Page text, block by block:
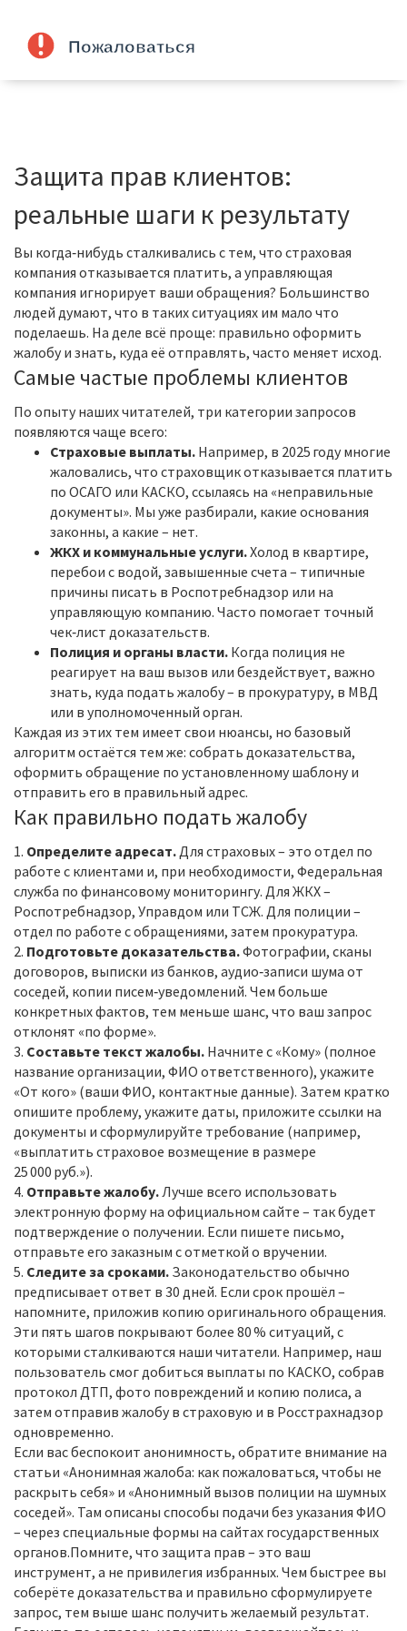
Защита прав клиентов:
реальные шаги к результату
Вы когда‑нибудь сталкивались с тем, что страховая
компания отказывается платить, а управляющая
компания игнорирует ваши обращения? Большинство
людей думают, что в таких ситуациях им мало что
поделаешь. На деле всё проще: правильно оформить
жалобу и знать, куда её отправлять, часто меняет исход.
Самые частые проблемы клиентов
По опыту наших читателей, три категории запросов
появляются чаще всего:
Страховые выплаты. Например, в 2025 году многие
жаловались, что страховщик отказывается платить
по ОСАГО или КАСКО, ссылаясь на «неправильные
документы». Мы уже разбирали, какие основания
законны, а какие – нет.
ЖКХ и коммунальные услуги.Холод в квартире,
перебои с водой, завышенные счета – типичные
причины писать в Роспотребнадзор или на
управляющую компанию. Часто помогает точный
чек‑лист доказательств.
Полиция и органы власти. Когда полиция не
реагирует на ваш вызов или бездействует, важно
знать, куда подать жалобу – в прокуратуру, в МВД
или в уполномоченный орган.
Каждая из этих тем имеет свои нюансы, но базовый
алгоритм остаётся тем же: собрать доказательства,
оформить обращение по установленному шаблону и
отправить его в правильный адрес.
Как правильно подать жалобу
1. Определите адресат.Для страховых – это отдел по
работе с клиентами и, при необходимости, Федеральная
служба по финансовому мониторингу. Для ЖКХ –
Роспотребнадзор, Управдом или ТСЖ. Для полиции –
отдел по работе с обращениями, затем прокуратура.
2. Подготовьте доказательства.Фотографии, сканы
договоров, выписки из банков, аудио‑записи шума от
соседей, копии писем‑уведомлений. Чем больше
конкретных фактов, тем меньше шанс, что ваш запрос
отклонят «по форме».
3. Составьте текст жалобы. Начните с «Кому» (полное
название организации, ФИО ответственного), укажите
«От кого» (ваши ФИО, контактные данные). Затем кратко
опишите проблему, укажите даты, приложите ссылки на
документы и сформулируйте требование (например,
«выплатить страховое возмещение в размере
25 000 руб.»).
4. Отправьте жалобу.Лучше всего использовать
электронную форму на официальном сайте – так будет
подтверждение о получении. Если пишете письмо,
отправьте его заказным с отметкой о вручении.
5. Следите за сроками. Законодательство обычно
предписывает ответ в 30 дней. Если срок прошёл –
напомните, приложив копию оригинального обращения.
Эти пять шагов покрывают более 80 % ситуаций, с
которыми сталкиваются наши читатели. Например, наш
пользователь смог добиться выплаты по КАСКО, собрав
протокол ДТП, фото повреждений и копию полиса, а
затем отправив жалобу в страховую и в Росстрахнадзор
одновременно.
Если вас беспокоит анонимность, обратите внимание на
статьи «Анонимная жалоба: как пожаловаться, чтобы не
раскрыть себя» и «Анонимный вызов полиции на шумных
соседей». Там описаны способы подачи без указания ФИО
– через специальные формы на сайтах государственных
органов.Помните, что защита прав – это ваш
инструмент, а не привилегия избранных. Чем быстрее вы
соберёте доказательства и правильно сформулируете
запрос, тем выше шанс получить желаемый результат.